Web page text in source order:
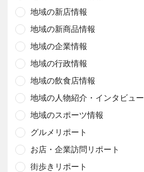
地域の新店情報
地域の新商品情報
地域の企業情報
地域の行政情報
地域の飲食店情報
地域の人物紹介・インタビュー
地域のスポーツ情報
グルメリポート
お店・企業訪問リポート
街歩きリポート